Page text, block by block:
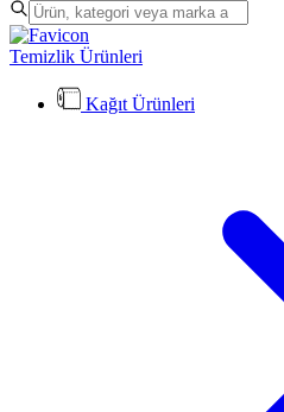
Temizlik Ürünleri
Kağıt Ürünleri